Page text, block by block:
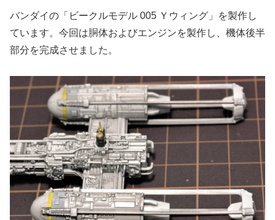
バンダイの「ビークルモデル 005 Ｙウィング」を製作し
ています。今回は胴体およびエンジンを製作し、機体後半
部分を完成させました。